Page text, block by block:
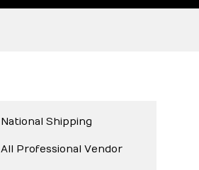
National Shipping
All Professional Vendor